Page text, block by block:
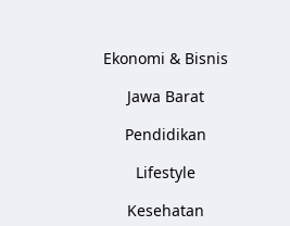
Ekonomi & Bisnis
Jawa Barat
Pendidikan
Lifestyle
Kesehatan